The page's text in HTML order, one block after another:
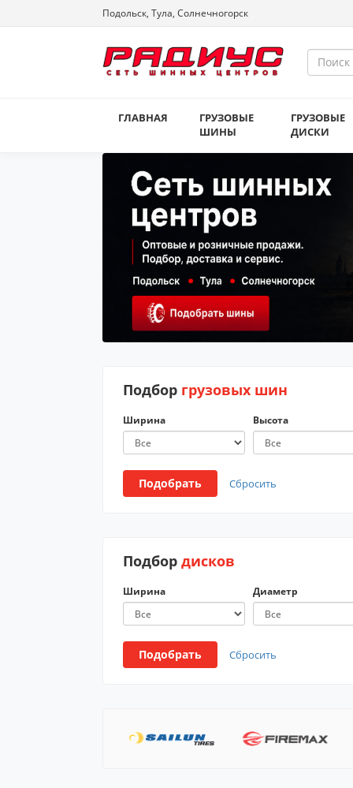
Подольск, Тула, Солнечногорск
ГЛАВНАЯ
ГРУЗОВЫЕ
ШИНЫ
ГРУЗОВЫЕ
ДИСКИ
Подбор грузовых шин
Ширина Высота
Подобрать Сбросить
Подбор дисков
Ширина Диаметр
Подобрать Сбросить